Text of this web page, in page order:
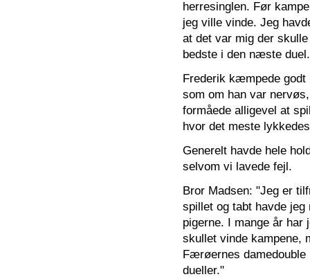
herresinglen. Før
jeg ville vinde. Jeg
at det var mig der
bedste i den næste duel.
Frederik kæmpede
som om han var
formåede alligevel at
hvor det meste
Generelt havde hele
selvom vi lavede fejl.
Bror Madsen: "Jeg er
spillet og tabt havde
pigerne. I mange år
skullet vinde
Færøernes
dueller."